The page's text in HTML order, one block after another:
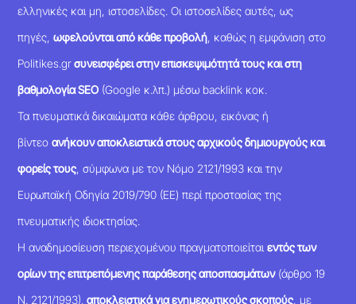
ελληνικές και μη, ιστοσελίδες. Οι ιστοσελίδες αυτές, ως
πηγές,ωφελούνται από κάθε προβολή , καθώς η εμφάνιση στο
Politikes.grσυνεισφέρει στην επισκεψιμότητά τους και στη
βαθμολογία SEO (Google κ.λπ.) μέσω backlink κοκ.
Τα πνευματικά δικαιώματα κάθε άρθρου, εικόνας ή
βίντεοανήκουν αποκλειστικά στους αρχικούς δημιουργούς και
φορείς τους , σύμφωνα με τον Νόμο 2121/1993 και την
Ευρωπαϊκή Οδηγία 2019/790 (ΕΕ) περί προστασίας της
πνευματικής ιδιοκτησίας.
Η αναδημοσίευση περιεχομένου πραγματοποιείταιεντός των
ορίων της επιτρεπόμενης παράθεσης αποσπασμάτων(άρθρο 19
Ν. 2121/1993), αποκλειστικά για ενημερωτικούς σκοπούς , με